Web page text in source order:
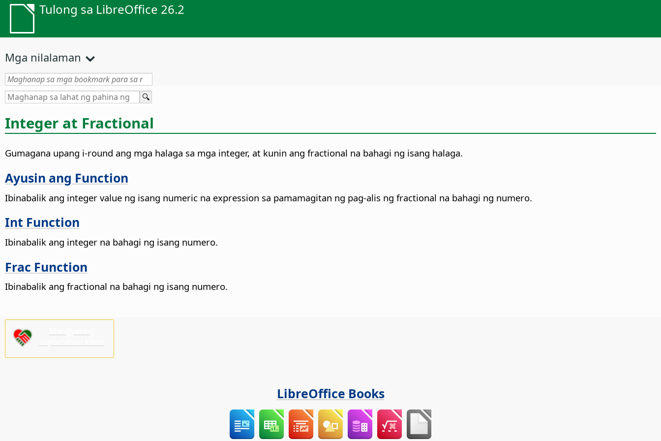
Tulong sa LibreOffice 26.2
Mga nilalaman
Integer at Fractional
Gumagana upang i-round ang mga halaga sa mga integer, at kunin ang fractional na bahagi ng isang halaga.
Ayusin ang Function
Ibinabalik ang integer value ng isang numeric na expression sa pamamagitan ng pag-alis ng fractional na bahagi ng numero.
Int Function
Ibinabalik ang integer na bahagi ng isang numero.
Frac Function
Ibinabalik ang fractional na bahagi ng isang numero.
LibreOffice Books